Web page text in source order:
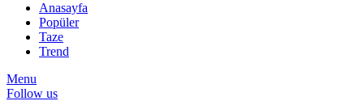
Anasayfa
Popüler
Taze
Trend
Menu
Follow us